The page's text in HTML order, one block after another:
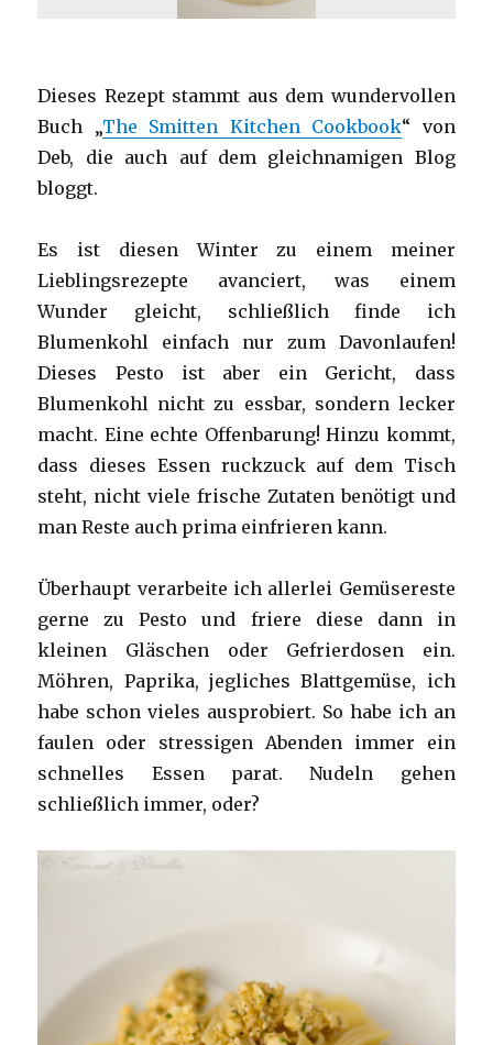
Dieses Rezept stammt aus dem wundervollen
Buch „The Smitten Kitchen Cookbook“ von
Deb, die auch auf dem gleichnamigen Blog
bloggt.
Es ist diesen Winter zu einem meiner
Lieblingsrezepte avanciert, was einem
Wunder gleicht, schließlich finde ich
Blumenkohl einfach nur zum Davonlaufen!
Dieses Pesto ist aber ein Gericht, dass
Blumenkohl nicht zu essbar, sondern lecker
macht. Eine echte Offenbarung! Hinzu kommt,
dass dieses Essen ruckzuck auf dem Tisch
steht, nicht viele frische Zutaten benötigt und
man Reste auch prima einfrieren kann.
Überhaupt verarbeite ich allerlei Gemüsereste
gerne zu Pesto und friere diese dann in
kleinen Gläschen oder Gefrierdosen ein.
Möhren, Paprika, jegliches Blattgemüse, ich
habe schon vieles ausprobiert. So habe ich an
faulen oder stressigen Abenden immer ein
schnelles Essen parat. Nudeln gehen
schließlich immer, oder?